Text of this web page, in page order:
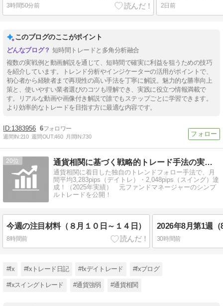
3時間50分前 2日前
このブログのここがポイント
短時間トレードと多角分析融合
複数の実戦例と動画解説を通じて、短時間で確実に利益を狙うための技巧
を紹介しています。トレンド分析やインジケーターの活用がポイントで、
初心者から経験者まで再現性の高い手法を丁寧に解説。魅力的な勝率向上
策と、使いやすい業者選びのコツも理解でき、実践に役立つ情報満載で
す。リアルな動画や画像付き解説で誰でもステップごとに学習できます。
より効率的なトレードを目指す方に最適な内容です。
1383956 6
週間IN:210 週間OUT:460 月間IN:730
20 通貨相関に基づく戦略的トレード手法の実践LOG
通貨相関に着目した独自のトレンドフォロー手法で、月
間平均3,283pips（デイトレ）・2,048pips（スイング）達
成！（2025年実績） 元ファンドマネージャーのシンプ
ルトレードを公開！
今週の注目材料（８月１０日～１４日）
8時間前
2026年8月第1週
30時間前
#fx #fxトレード日記 #fxデイトレード #fxブログ
#fxスイングトレード #通貨強弱 #通貨相関